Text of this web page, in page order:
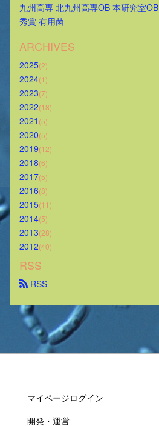
九州高専 北九州高専OB 本研究室OB
秀賞 有用菌
ARCHIVES
2025(2)
2024(1)
2023(7)
2022(18)
2021 (5)
2020(5)
2019(12)
2018(6)
2017(5)
2016(8)
2015(11)
2014(5)
2013(28)
2012(40)
RSS
RSS
マイページログイン
開発・運営